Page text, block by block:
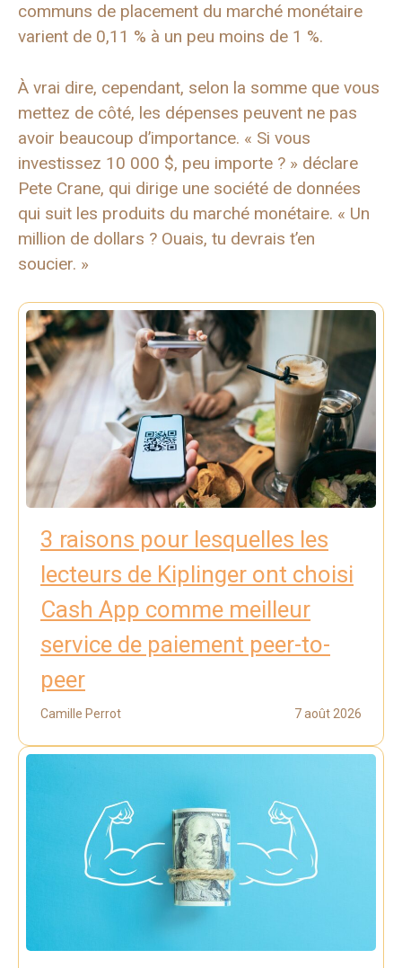
communs de placement du marché monétaire
varient de 0,11 % à un peu moins de 1 %.
À vrai dire, cependant, selon la somme que vous
mettez de côté, les dépenses peuvent ne pas
avoir beaucoup d’importance. « Si vous
investissez 10 000 $, peu importe ? » déclare
Pete Crane, qui dirige une société de données
qui suit les produits du marché monétaire. « Un
million de dollars ? Ouais, tu devrais t’en
soucier. »
3 raisons pour lesquelles les
lecteurs de Kiplinger ont choisi
Cash App comme meilleur
service de paiement peer-to-
peer
Camille Perrot 7 août 2026